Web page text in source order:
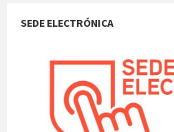
SEDE ELECTRÓNICA